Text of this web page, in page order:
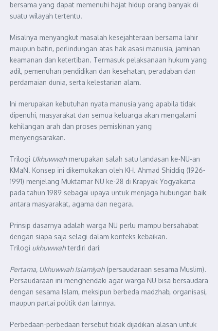
bersama yang dapat memenuhi hajat hidup orang banyak di
suatu wilayah tertentu.
Misalnya menyangkut masalah kesejahteraan bersama lahir
maupun batin, perlindungan atas hak asasi manusia, jaminan
keamanan dan ketertiban. Termasuk pelaksanaan hukum yang
adil, pemenuhan pendidikan dan kesehatan, peradaban dan
perdamaian dunia, serta kelestarian alam.
Ini merupakan kebutuhan nyata manusia yang apabila tidak
dipenuhi, masyarakat dan semua keluarga akan mengalami
kehilangan arah dan proses pemiskinan yang
menyengsarakan.
Trilogi Ukhuwwahmerupakan salah satu landasan ke-NU-an
KMaN. Konsep ini dikemukakan oleh KH. Ahmad Shiddiq (1926-
1991) menjelang Muktamar NU ke-28 di Krapyak Yogyakarta
pada tahun 1989 sebagai upaya untuk menjaga hubungan baik
antara masyarakat, agama dan negara.
Prinsip dasarnya adalah warga NU perlu mampu bersahabat
dengan siapa saja selagi dalam konteks kebaikan.
Trilogi ukhuwwahterdiri dari:
Pertama, Ukhuwwah Islamiyah(persaudaraan sesama Muslim).
Persaudaraan ini menghendaki agar warga NU bisa bersaudara
dengan sesama Islam, meksipun berbeda madzhab, organisasi,
maupun partai politik dan lainnya.
Perbedaan-perbedaan tersebut tidak dijadikan alasan untuk